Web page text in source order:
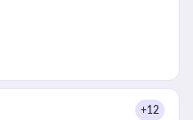
+12